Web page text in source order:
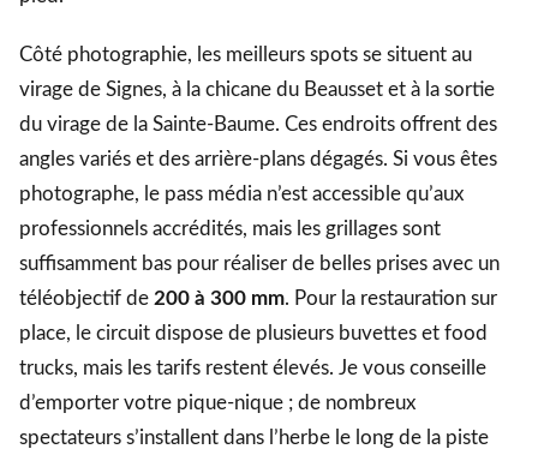
Côté photographie, les meilleurs spots se situent au
virage de Signes, à la chicane du Beausset et à la sortie
du virage de la Sainte-Baume. Ces endroits offrent des
angles variés et des arrière-plans dégagés. Si vous êtes
photographe, le pass média n’est accessible qu’aux
professionnels accrédités, mais les grillages sont
suffisamment bas pour réaliser de belles prises avec un
téléobjectif de 200 à 300 mm. Pour la restauration sur
place, le circuit dispose de plusieurs buvettes et food
trucks, mais les tarifs restent élevés. Je vous conseille
d’emporter votre pique-nique ; de nombreux
spectateurs s’installent dans l’herbe le long de la piste